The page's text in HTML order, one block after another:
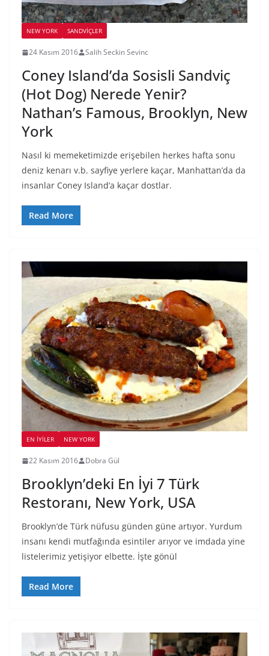
NEW YORK SANDVIÇLER
24 Kasım 2016 Salih Seckin Sevinc
Coney Island’da Sosisli Sandviç
(Hot Dog) Nerede Yenir?
Nathan’s Famous, Brooklyn, New
York
Nasıl ki memeketimizde erişebilen herkes hafta sonu
deniz kenarı v.b. sayfiye yerlere kaçar, Manhattan’da da
insanlar Coney Island‘a kaçar dostlar.
Read More
EN İYILER NEW YORK
22 Kasım 2016 Dobra Gül
Brooklyn’deki En İyi 7 Türk
Restoranı, New York, USA
Brooklyn’de Türk nüfusu günden güne artıyor. Yurdum
insanı kendi mutfağında esintiler arıyor ve imdada yine
listelerimiz yetişiyor elbette. İşte gönül
Read More